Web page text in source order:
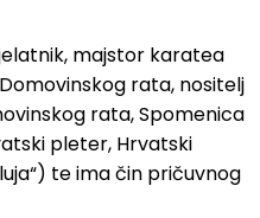
majstor karatea
rata, nositelj
rata, Spomenica
pleter, Hrvatski
te ima čin pričuvnog